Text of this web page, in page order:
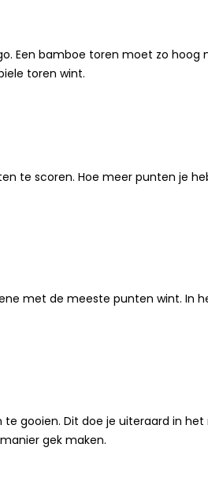
Een bamboe toren moet zo hoog
toren wint.
te scoren. Hoe meer punten je
met de meeste punten wint. In
gooien. Dit doe je uiteraard in
gek maken.